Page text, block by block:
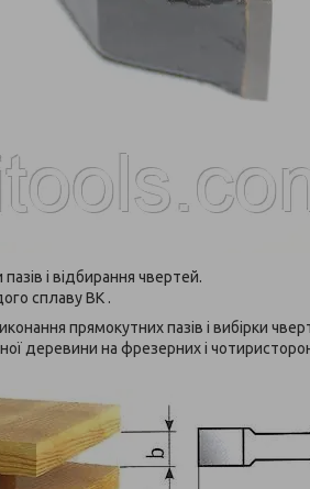
і відбирання чвертей.
сплаву ВК .
прямокутних пазів і вибірки
деревини на фрезерних і